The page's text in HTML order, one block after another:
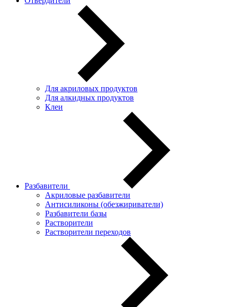
Для акриловых продуктов
Для алкидных продуктов
Клеи
Разбавители
Акриловые разбавители
Антисиликоны (обезжириватели)
Разбавители базы
Растворители
Растворители переходов